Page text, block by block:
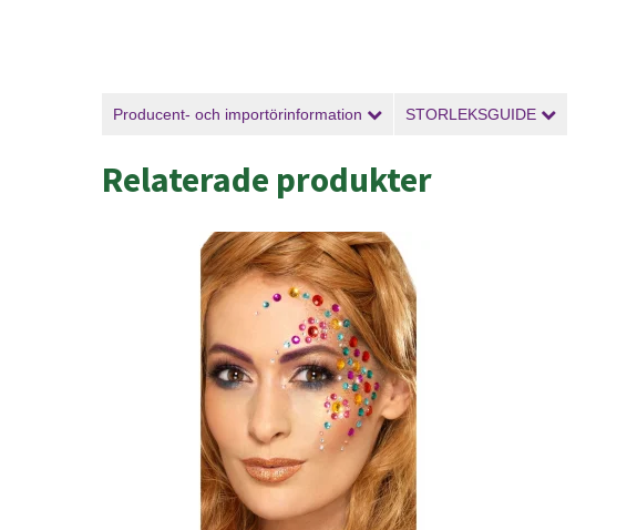
Producent- och importörinformation STORLEKSGUIDE
Relaterade produkter